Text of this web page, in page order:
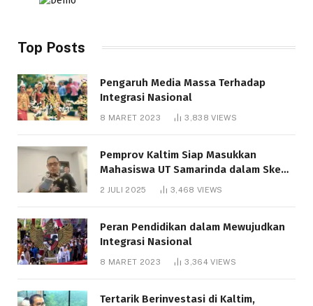
Top Posts
Pengaruh Media Massa Terhadap
Integrasi Nasional
8 MARET 2023 3,838VIEWS
Pemprov Kaltim Siap Masukkan
Mahasiswa UT Samarinda dalam Skema
Bantuan Pendidikan Gratispol
2 JULI 2025 3,468 VIEWS
Peran Pendidikan dalam Mewujudkan
Integrasi Nasional
8 MARET 2023 3,364VIEWS
Tertarik Berinvestasi di Kaltim,